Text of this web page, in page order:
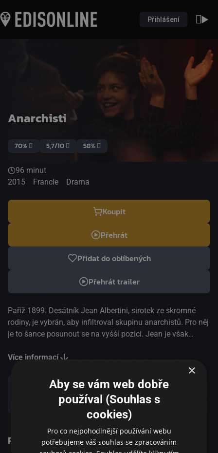
Přihlášení
Anarchisti
70% 5,7/10 58%
96 minut
2015
Francie Drama
Koupit
Přehrát
Přidat do oblíbených
Přehrát trailer
Paříž 1899. Desátník Jean Albertini, sirotek ze skromné
rodiny, je vybrán, aby infiltroval skupinu anarchistů. Pro něj
je to šance posunout se na vyšší pozici. Jean je však
více rozpolcený. Na jedné straně dodává inkriminující
zpravodajské zprávy svému nadřízenému Gaspardovi. Na
druhé straně cítí, že k anarchistům získal upřímnou důvěru.
Více informací
Podobné tituly
×
Aby se vám web dobře
používal (Souhlas s
cookies)
Pro co nejpohodlnější používání webu
potřebujeme váš souhlas se zpracováním